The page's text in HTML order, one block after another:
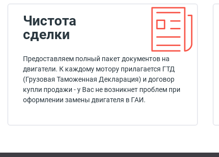
Чистота
сделки
Предоставляем полный пакет документов на
двигатели. К каждому мотору прилагается ГТД
(Грузовая Таможенная Декларация) и договор
купли продажи - у Вас не возникнет проблем при
оформлении замены двигателя в ГАИ.